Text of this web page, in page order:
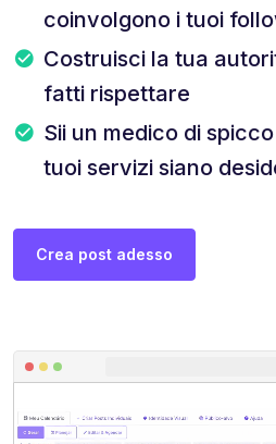
coinvolgono i tuoi
Costruisci la tua
fatti rispettare
Sii un medico di
tuoi servizi siano
Crea post adesso